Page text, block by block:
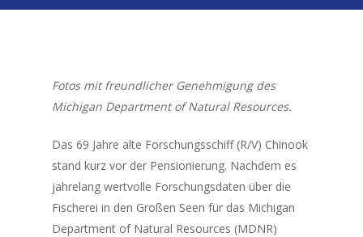
Fotos mit freundlicher Genehmigung des
Michigan Department of Natural Resources.
Das 69 Jahre alte Forschungsschiff (R/V) Chinook
stand kurz vor der Pensionierung. Nachdem es
jahrelang wertvolle Forschungsdaten über die
Fischerei in den Großen Seen für das Michigan
Department of Natural Resources (MDNR)